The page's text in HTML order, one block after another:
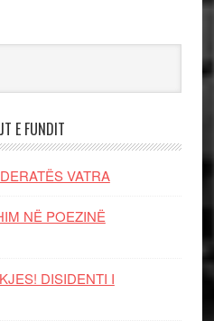
E FUNDIT
VATRA
NË POEZINË
DISIDENTI I